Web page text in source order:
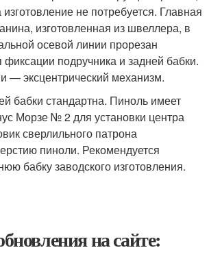
не потребуется. Главная
изготовленная из швеллера, в
осевой линии прорезан
фиксации подручника и задней бабки.
— эксцентрический механизм.
бабки стандартна. Пиноль имеет
Морзе № 2 для установки центра
сверлильного патрона
пиноли. Рекомендуется
бабку заводского изготовления.
на сайте: